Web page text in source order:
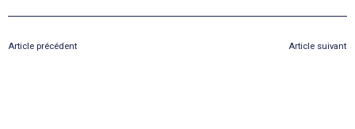
Article précédent Article suivant